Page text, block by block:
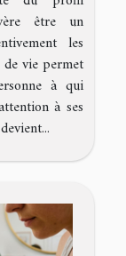
être un
les
vie permet
à qui
à ses